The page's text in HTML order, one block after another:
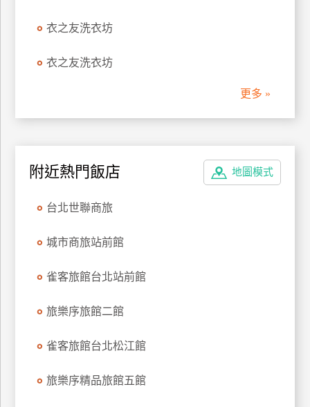
衣之友洗衣坊
衣之友洗衣坊
更多 »
地圖模式
附近熱門飯店
台北世聯商旅
城市商旅站前館
雀客旅館台北站前館
旅樂序旅館二館
雀客旅館台北松江館
旅樂序精品旅館五館